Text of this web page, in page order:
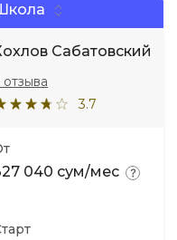
Сабатовский
3.7
отзыва
040 сум/мес